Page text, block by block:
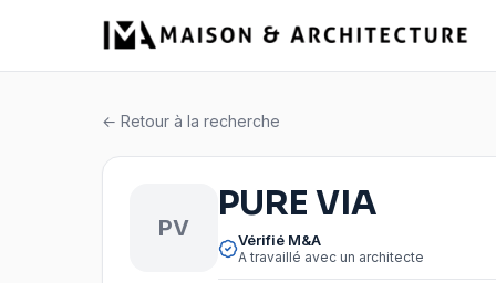
← Retour à la recherche
PV
PURE VIA
Vérifié M&A
A travaillé avec un architecte